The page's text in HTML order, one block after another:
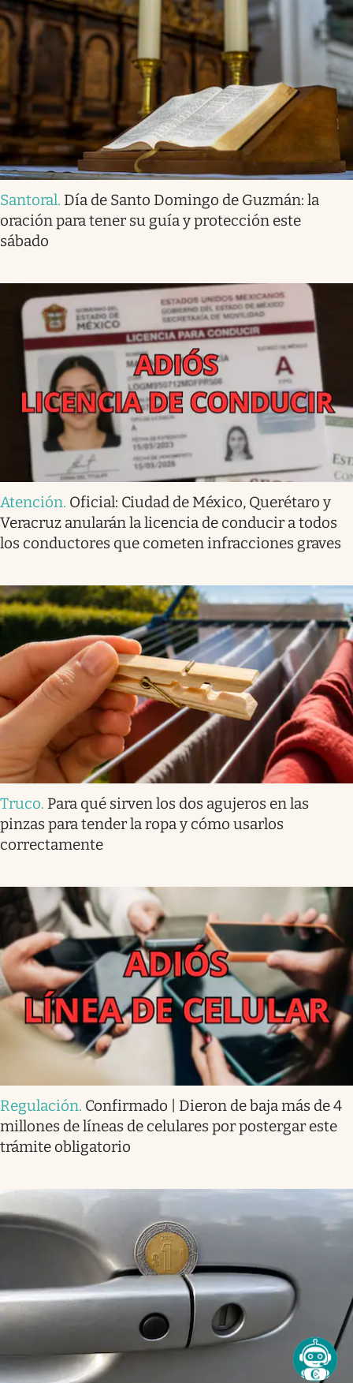
Santoral. Día de Santo Domingo de Guzmán: la
oración para tener su guía y protección este
sábado
Atención. Oficial: Ciudad de México, Querétaro y
Veracruz anularán la licencia de conducir a todos
los conductores que cometen infracciones graves
Truco. Para qué sirven los dos agujeros en las
pinzas para tender la ropa y cómo usarlos
correctamente
Regulación. Confirmado | Dieron de baja más de 4
millones de líneas de celulares por postergar este
trámite obligatorio